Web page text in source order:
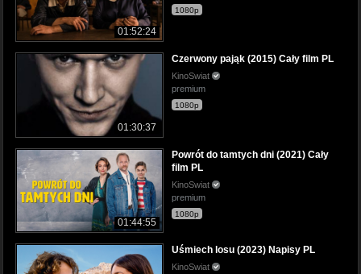
01:52:24
1080p
01:30:37
Czerwony pająk (2015) Cały film PL
KinoSwiat
premium
1080p
01:44:55
Powrót do tamtych dni (2021) Cały
film PL
KinoSwiat
premium
1080p
Uśmiech losu (2023) Napisy PL
KinoSwiat